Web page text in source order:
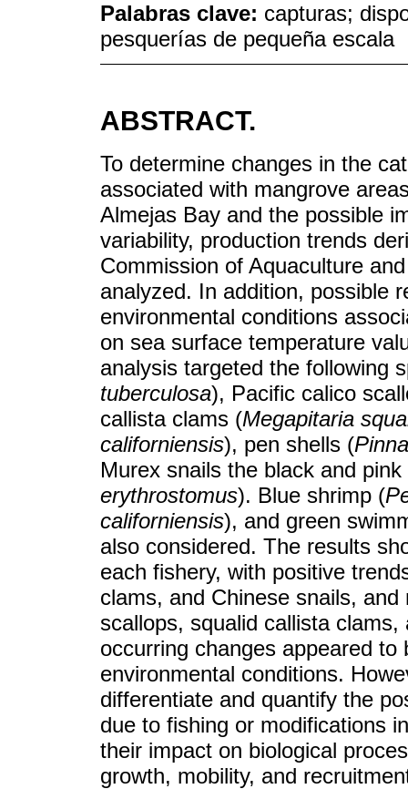
Palabras clave: capturas;
pesquerías de pequeña escala
ABSTRACT.
To determine changes in the
associated with mangrove
Almejas Bay and the possible
variability, production trends
Commission of Aquaculture
analyzed. In addition, possible
environmental conditions
on sea surface temperature
analysis targeted the following
tuberculosa), Pacific calico
callista clams (Megapitaria
californiensis), pen shells (
Murex snails the black and pink
erythrostomus). Blue shrimp (
californiensis), and green
also considered. The results
each fishery, with positive
clams, and Chinese snails,
scallops, squalid callista
occurring changes appeared
environmental conditions.
differentiate and quantify the
due to fishing or modifications
their impact on biological
growth, mobility, and